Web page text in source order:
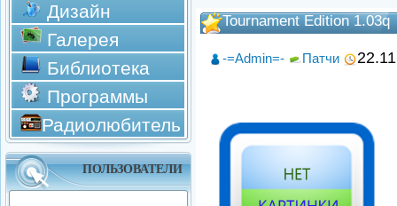
Дизайн
Галерея
Библиотека
Программы
Радиолюбитель
ПОЛЬЗОВАТЕЛИ
Tournament Edition 1.03q
-=Admin=- Патчи